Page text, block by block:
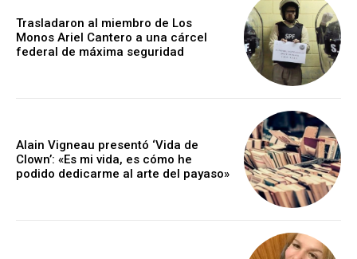
Trasladaron al miembro de Los
Monos Ariel Cantero a una cárcel
federal de máxima seguridad
Alain Vigneau presentó ‘Vida de
Clown’: «Es mi vida, es cómo he
podido dedicarme al arte del payaso»